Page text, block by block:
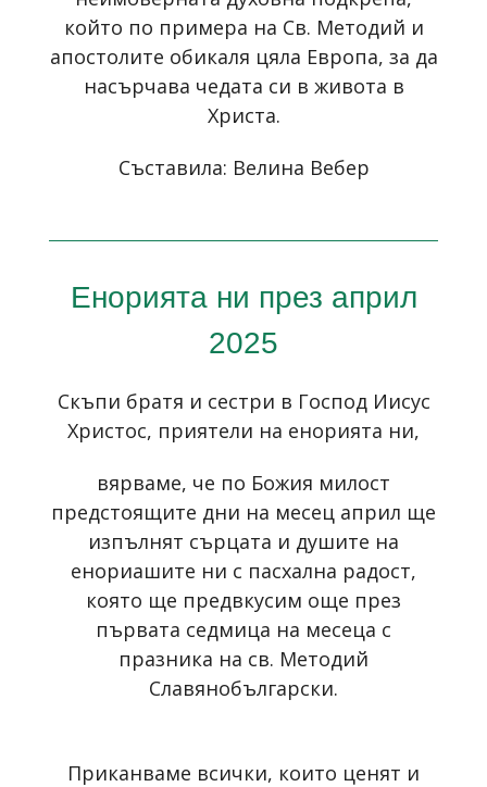
който по примера на Св. Методий и
апостолите обикаля цяла Европа, за да
насърчава чедата си в живота в
Христа.
Съставила: Велина Вебер
Енорията ни през април
2025
Скъпи братя и сестри в Господ Иисус
Христос, приятели на енорията ни,
вярваме, че по Божия милост
предстоящите дни на месец април ще
изпълнят сърцата и душите на
енориашите ни с пасхална радост,
която ще предвкусим още през
първата седмица на месеца с
празника на св. Методий
Славянобългарски.
Приканваме всички, които ценят и